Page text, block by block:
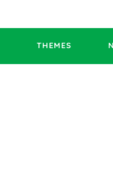
THEMES